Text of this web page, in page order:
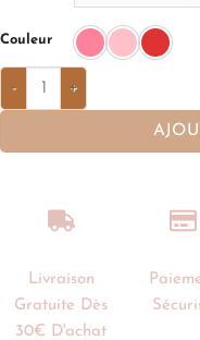
Couleur
Livraison
Gratuite Dès
30€ D'achat